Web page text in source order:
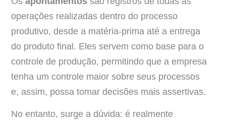
operações realizadas dentro do processo
produtivo, desde a matéria-prima até a entrega
do produto final. Eles servem como base para o
controle de produção, permitindo que a empresa
tenha um controle maior sobre seus processos
e, assim, possa tomar decisões mais assertivas.
No entanto, surge a dúvida: é realmente